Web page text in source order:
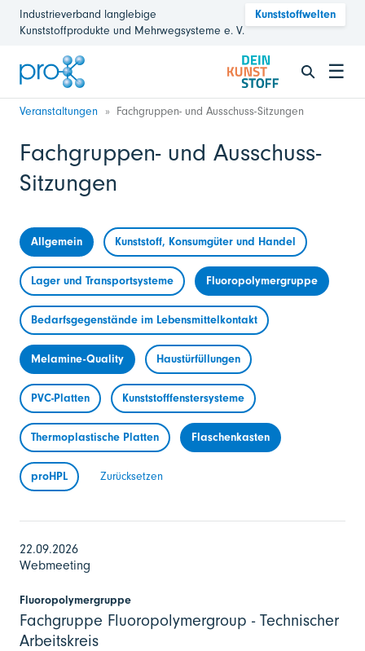
Industrieverband langlebige
Kunststoffprodukte und Mehrwegsysteme e. V.
Kunststoffwelten
☰
Veranstaltungen Fachgruppen- und Ausschuss-Sitzungen
Fachgruppen- und Ausschuss-
Sitzungen
Allgemein Kunststoff, Konsumgüter und Handel
Lager und Transportsysteme Fluoropolymergruppe
Bedarfsgegenstände im Lebensmittelkontakt
Melamine-Quality Haustürfüllungen
PVC-Platten Kunststofffenstersysteme
Thermoplastische Platten Flaschenkasten
proHPL Zurücksetzen
22.09.2026
Webmeeting
Fluoropolymergruppe
Fachgruppe Fluoropolymergroup - Technischer
Arbeitskreis